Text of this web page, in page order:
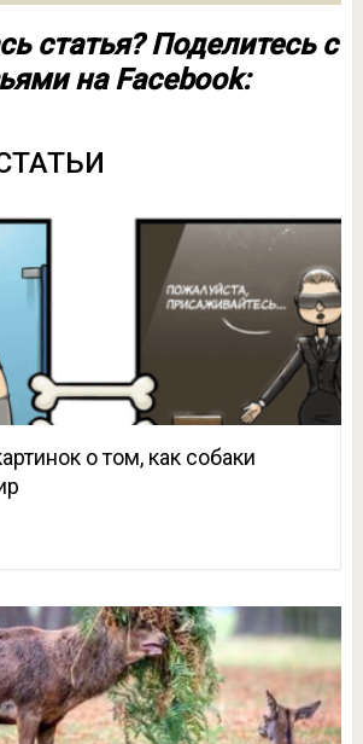
статья? Поделитесь с
на Facebook:
о том, как собаки